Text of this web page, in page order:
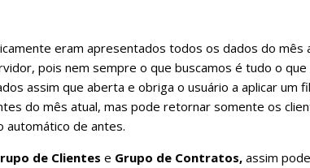
eram apresentados todos os dados do mês
pois nem sempre o que buscamos é tudo o
assim que aberta e obriga o usuário a aplicar um
do mês atual, mas pode retornar somente os
automático de antes.
de Clientes e Grupo de Contratos, assim